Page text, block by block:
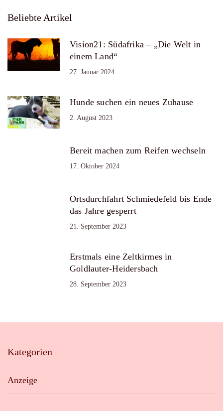
Beliebte Artikel
Vision21: Südafrika – „Die Welt in
einem Land“
27. Januar 2024
Hunde suchen ein neues Zuhause
2. August 2023
Bereit machen zum Reifen wechseln
17. Oktober 2024
Ortsdurchfahrt Schmiedefeld bis Ende
das Jahre gesperrt
21. September 2023
Erstmals eine Zeltkirmes in
Goldlauter-Heidersbach
28. September 2023
Kategorien
Anzeige